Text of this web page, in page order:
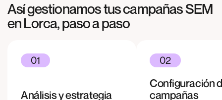
Así gestionamos tus campañas SEM
enLorca, paso a paso
01
Análisis y estrategia
02
Configuración
campañas